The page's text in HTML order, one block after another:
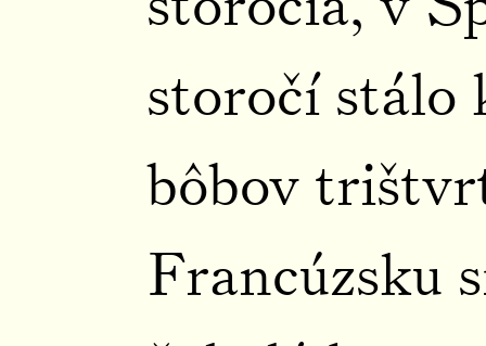
storočí stálo
bôbov
Francúzsku